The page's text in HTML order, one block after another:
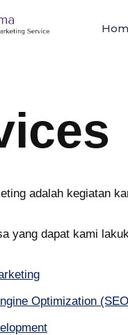
adalah kegiatan
yang dapat kami
Optimization